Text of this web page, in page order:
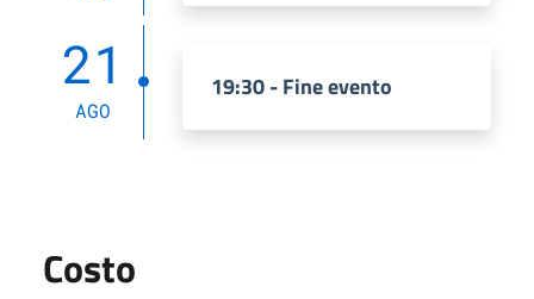
21
AGO
19:30 - Fine evento
Costo